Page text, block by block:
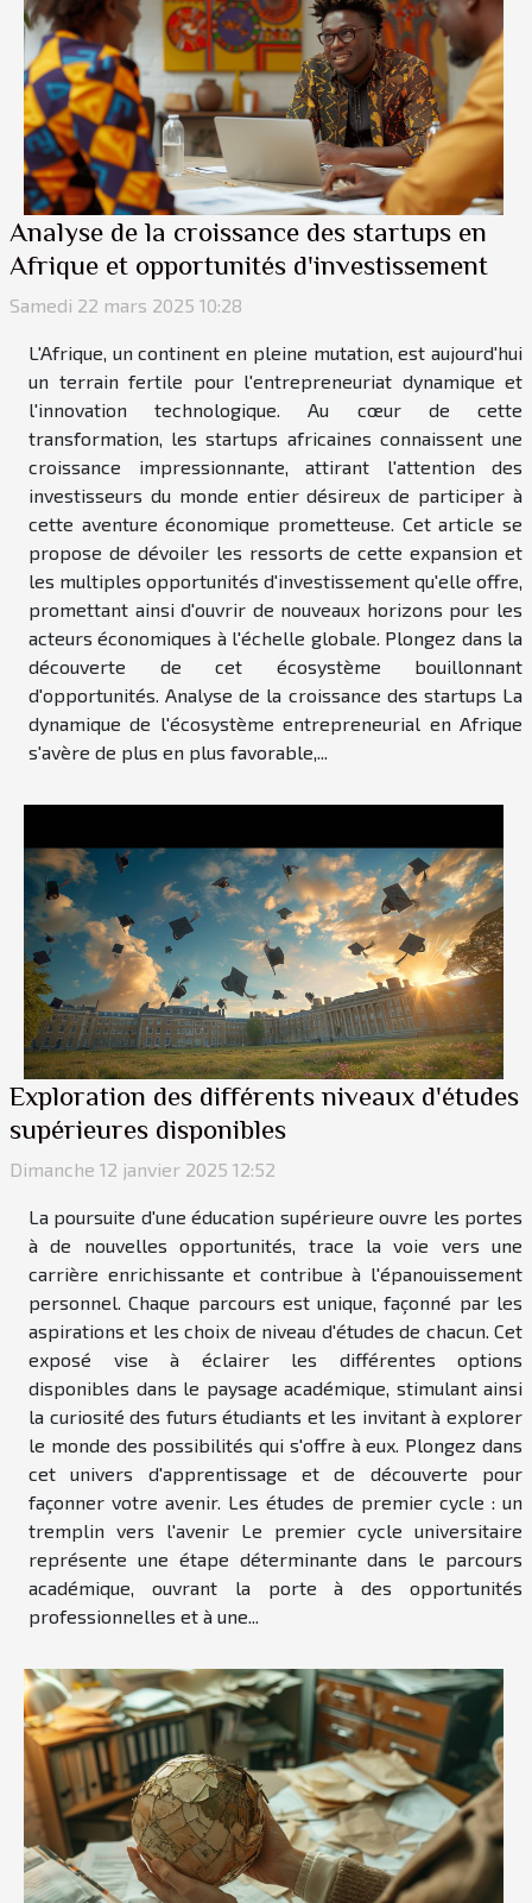
Analyse de la croissance des startups en
Afrique et opportunités d'investissement
Samedi 22 mars 2025 10:28
L'Afrique, un continent en pleine mutation, est aujourd'hui
un terrain fertile pour l'entrepreneuriat dynamique et
l'innovation technologique. Au cœur de cette
transformation, les startups africaines connaissent une
croissance impressionnante, attirant l'attention des
investisseurs du monde entier désireux de participer à
cette aventure économique prometteuse. Cet article se
propose de dévoiler les ressorts de cette expansion et
les multiples opportunités d'investissement qu'elle offre,
promettant ainsi d'ouvrir de nouveaux horizons pour les
acteurs économiques à l'échelle globale. Plongez dans la
découverte de cet écosystème bouillonnant
d'opportunités. Analyse de la croissance des startups La
dynamique de l'écosystème entrepreneurial en Afrique
s'avère de plus en plus favorable,...
Exploration des différents niveaux d'études
supérieures disponibles
Dimanche 12 janvier 2025 12:52
La poursuite d'une éducation supérieure ouvre les portes
à de nouvelles opportunités, trace la voie vers une
carrière enrichissante et contribue à l'épanouissement
personnel. Chaque parcours est unique, façonné par les
aspirations et les choix de niveau d'études de chacun. Cet
exposé vise à éclairer les différentes options
disponibles dans le paysage académique, stimulant ainsi
la curiosité des futurs étudiants et les invitant à explorer
le monde des possibilités qui s'offre à eux. Plongez dans
cet univers d'apprentissage et de découverte pour
façonner votre avenir. Les études de premier cycle : un
tremplin vers l'avenir Le premier cycle universitaire
représente une étape déterminante dans le parcours
académique, ouvrant la porte à des opportunités
professionnelles et à une...